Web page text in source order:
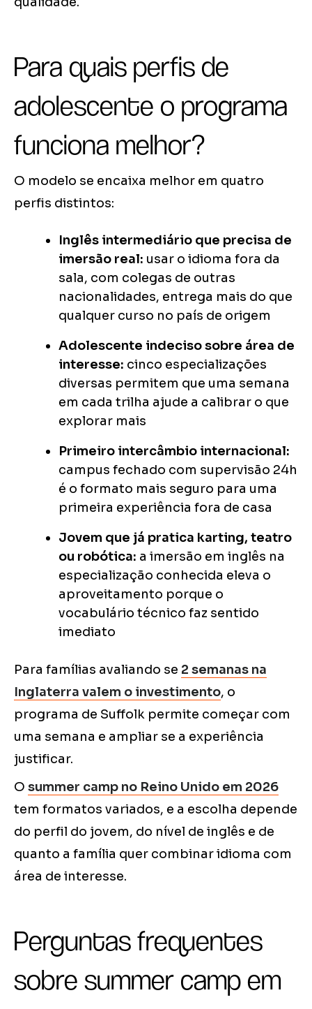
Para quais perfis de
adolescente o programa
funciona melhor?
O modelo se encaixa melhor em quatro
perfis distintos:
Inglês intermediário que precisa de
imersão real: usar o idioma fora da
sala, com colegas de outras
nacionalidades, entrega mais do que
qualquer curso no país de origem
Adolescente indeciso sobre área de
interesse: cinco especializações
diversas permitem que uma semana
em cada trilha ajude a calibrar o que
explorar mais
Primeiro intercâmbio internacional:
campus fechado com supervisão 24h
é o formato mais seguro para uma
primeira experiência fora de casa
Jovem que já pratica karting, teatro
ou robótica: a imersão em inglês na
especialização conhecida eleva o
aproveitamento porque o
vocabulário técnico faz sentido
imediato
Para famílias avaliando se 2 semanas na
Inglaterra valem o investimento, o
programa de Suffolk permite começar com
uma semana e ampliar se a experiência
justificar.
O summer camp no Reino Unido em 2026
tem formatos variados, e a escolha depende
do perfil do jovem, do nível de inglês e de
quanto a família quer combinar idioma com
área de interesse.
Perguntas frequentes
sobre summer camp em